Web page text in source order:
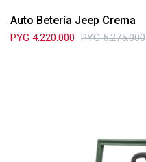
Auto Betería Jeep Crema
PYG 4.220.000 PYG 5.275.000